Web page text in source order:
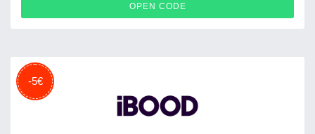
OPEN CODE
-5€